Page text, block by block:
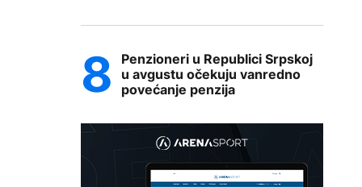
Penzioneri u Republici Srpskoj
u avgustu očekuju vanredno
povećanje penzija